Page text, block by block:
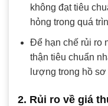
không đạt tiêu
hỏng trong quá
Để hạn chế rủi ro
thận tiêu chuẩn
lượng trong hồ
2. Rủi ro về giá